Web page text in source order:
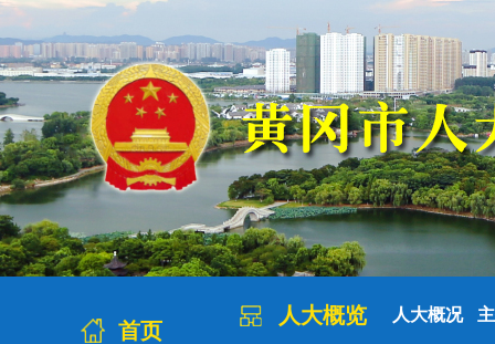
首页
人大概览 人大概况